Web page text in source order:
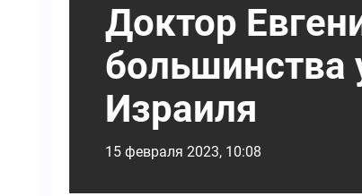
Доктор
большинства
Израиля
15 февраля 2023, 10:08